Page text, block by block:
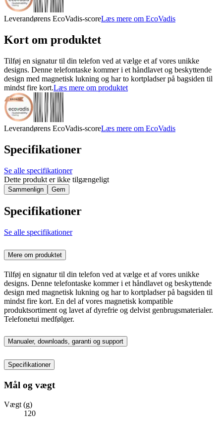
Leverandørens EcoVadis-scoreLæs mere om EcoVadis
Kort om produktet
Tilføj en signatur til din telefon ved at vælge et af vores unikke
designs. Denne telefontaske kommer i et håndlavet og beskyttende
design med magnetisk lukning og har to kortpladser på bagsiden til
mindst fire kort.Læs mere om produktet
Leverandørens EcoVadis-scoreLæs mere om EcoVadis
Specifikationer
Se alle specifikationer
Dette produkt er ikke tilgængeligt
Sammenlign Gem
Specifikationer
Se alle specifikationer
Mere om produktet
Tilføj en signatur til din telefon ved at vælge et af vores unikke
designs. Denne telefontaske kommer i et håndlavet og beskyttende
design med magnetisk lukning og har to kortpladser på bagsiden til
mindst fire kort. En del af vores magnetisk kompatible
produktsortiment og lavet af dyrefrie og delvist genbrugsmaterialer.
Telefonetui medfølger.
Manualer, downloads, garanti og support
Specifikationer
Mål og vægt
Vægt (g)
120